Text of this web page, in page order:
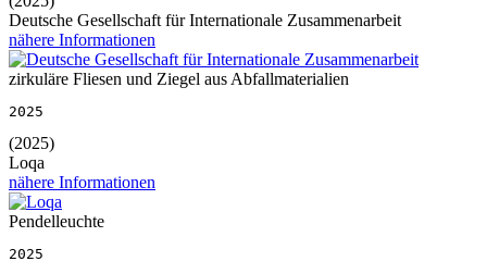
Deutsche Gesellschaft für Internationale Zusammenarbeit
nähere Informationen
zirkuläre Fliesen und Ziegel aus Abfallmaterialien
2025
(2025)
Loqa
nähere Informationen
Pendelleuchte
2025